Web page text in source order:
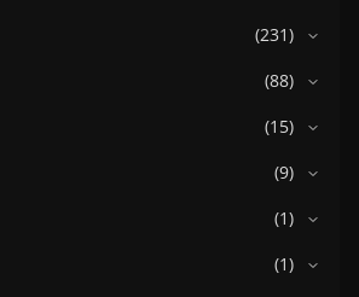
(231)
(88)
(15)
(9)
(1)
(1)